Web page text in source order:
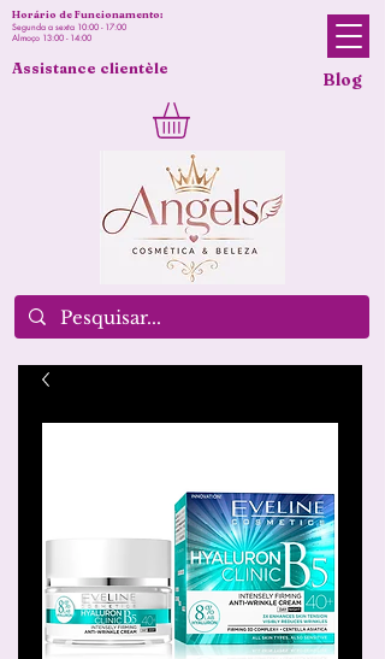
Blog
Horário de Funcionamento:
Segunda a sexta 10:00 - 17:00
Almoço 13:00 - 14:00
Assistance clientèle